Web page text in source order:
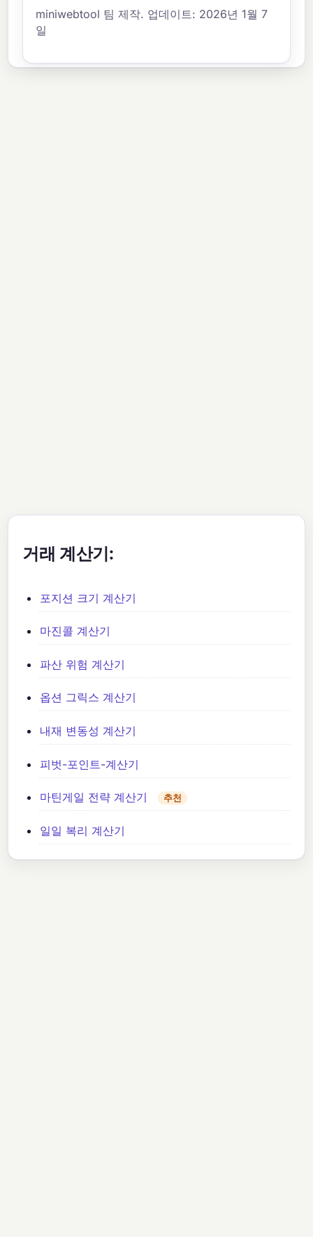
miniwebtool 팀 제작. 업데이트: 2026년 1월 7
일
거래 계산기:
포지션 크기 계산기
마진콜 계산기
파산 위험 계산기
옵션 그릭스 계산기
내재 변동성 계산기
피벗-포인트-계산기
마틴게일 전략 계산기 추천
일일 복리 계산기